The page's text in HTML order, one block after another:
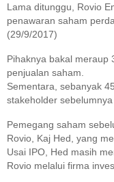
Lama ditunggu, Rovio
penawaran saham
(29/9/2017)
Pihaknya bakal meraup
penjualan saham.
Sementara, sebanyak
stakeholder
Pemegang saham
Rovio, Kaj Hed, yang
Usai IPO, Hed masih
Rovio melalui firma